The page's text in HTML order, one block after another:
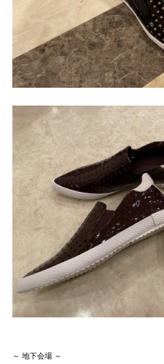
～ 地下会場 ～